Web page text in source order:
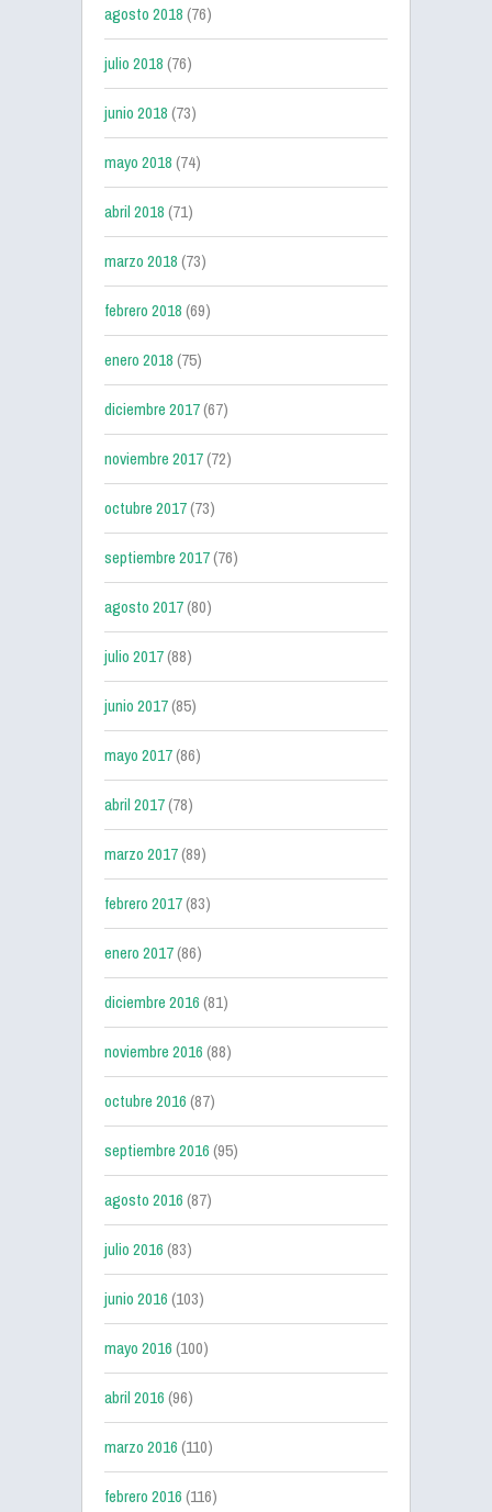
agosto 2018(76)
julio 2018(76)
junio 2018(73)
mayo 2018(74)
abril 2018(71)
marzo 2018(73)
febrero 2018(69)
enero 2018(75)
diciembre 2017(67)
noviembre 2017(72)
octubre 2017(73)
septiembre 2017(76)
agosto 2017(80)
julio 2017(88)
junio 2017(85)
mayo 2017(86)
abril 2017(78)
marzo 2017(89)
febrero 2017(83)
enero 2017(86)
diciembre 2016(81)
noviembre 2016(88)
octubre 2016(87)
septiembre 2016(95)
agosto 2016(87)
julio 2016(83)
junio 2016(103)
mayo 2016(100)
abril 2016(96)
marzo 2016(110)
febrero 2016(116)